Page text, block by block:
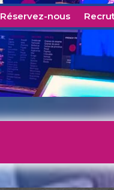
Réservez-nous